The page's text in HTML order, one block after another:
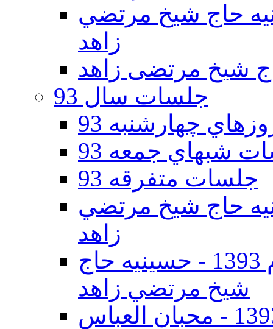
دوم 94 - حسينيه حاج شيخ مرتضي
زاهد
جلسات سال 93
چهارشنبه 93
شبهاي جمعه 93
جلسات متفرقه 93
دوم 93 - حسينيه حاج شيخ مرتضي
زاهد
جلسات دهه اول محرم الحرام 1393 - حسينيه حاج
شيخ مرتضي زاهد
جلسات دهه اول محرم الحرام 1393 - محبان العباس